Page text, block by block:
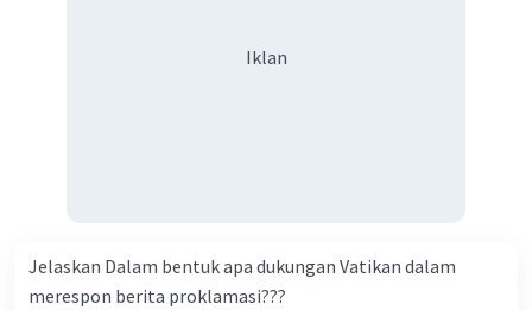
berbuah, sehingga mempercepat produksi
baik. Ini membantu dalam pemeliharaan
keberagaman genetik dan keberlanjutan
Iklan
Jelaskan Dalam bentuk apa dukungan Vatikan dalam
merespon berita proklamasi???